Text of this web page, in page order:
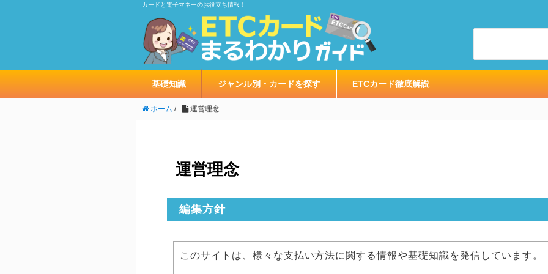
カードと電子マネーのお役立ち情報！
基礎知識 ジャンル別・カードを探す ETCカード徹底解説
ホーム / 運営理念
運営理念
編集方針
このサイトは、様々な支払い方法に関する情報や基礎知識を発信しています。